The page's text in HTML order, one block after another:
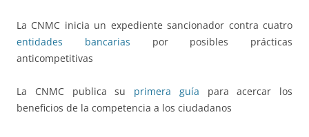
La CNMC inicia un expediente sancionador contra cuatro
entidades bancarias por posibles prácticas
anticompetitivas
La CNMC publica su primera guía para acercar los
beneficios de la competencia a los ciudadanos